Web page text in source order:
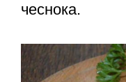
чеснока.